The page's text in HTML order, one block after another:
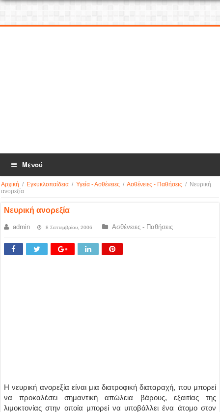
Μενού
Αρχική / Εγκυκλοπαίδεια / Υγεία - Ασθένειες / Ασθένειες - Παθήσεις / Νευρική
ανορεξία
Νευρική ανορεξία
admin 8 Σεπτεμβρίου, 2006 Ασθένειες - Παθήσεις
Η νευρική ανορεξία είναι μια διατροφική διαταραχή, που μπορεί
να προκαλέσει σημαντική απώλεια βάρους, εξαιτίας της
λιμοκτονίας στην οποία μπορεί να υποβάλλει ένα άτομο στον